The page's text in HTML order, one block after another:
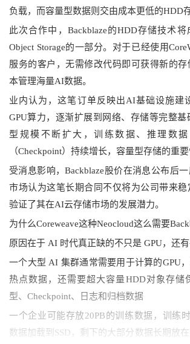
负载，而容量型数据则交由成本更低的HDD
此次合作中，Backblaze的HDD存储技术将
Object Storage的一部分。对于已经使用
服务的客户，无需修改代码即可获得新的
本管理海量AI数据。
业内认为，这笔订单反映出AI基础设施建
GPU算力，逐渐扩展到网络、存储等完整
型规模不断扩大，训练数据、推理数
（Checkpoint）持续增长，容量型存储的重
受消息影响，Backblaze股价在消息公布后一
市场认为这笔长期合同不仅将为公司带来稳
验证了其在AI云存储市场的发展潜力。
为什么Coreweave这种Neocloud这么需要
原因在于 AI 时代真正缺的不只是 GPU，还有
一个大型 AI 集群通常需要用于计算的GPU，
热点数据，还需要超大容量HDD对象存储
型、Checkpoint、日志和归档数据
一个企业可能存放20PB的训练数据 ， 训练
数据加载到SSD ， 剩下的大部分数据长期放